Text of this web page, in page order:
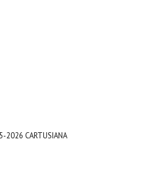
2026 CARTUSIANA